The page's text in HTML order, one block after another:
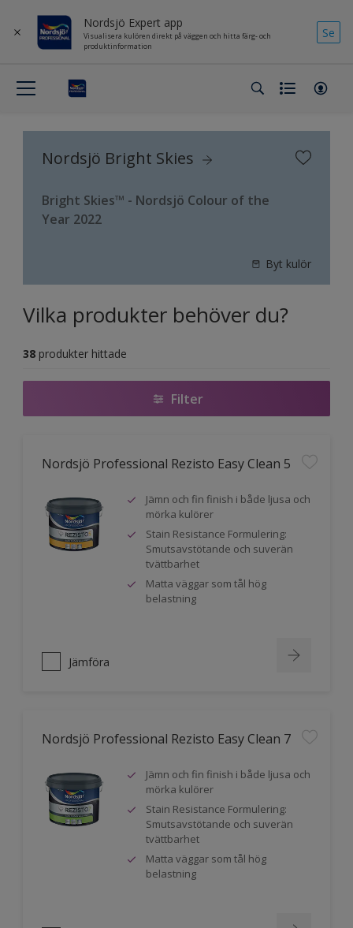
Nordsjö Expert app
Visualisera kulören direkt på väggen och hitta färg- och
produktinformation
Se
Nordsjö Bright Skies
Bright Skies™ - Nordsjö Colour of the
Year 2022
Byt kulör
Vilka produkter behöver du?
38 produkter hittade
Filter
Nordsjö Professional Rezisto Easy Clean 5
Jämn och fin finish i både ljusa och
mörka kulörer
Stain Resistance Formulering:
Smutsavstötande och suverän
tvättbarhet
Matta väggar som tål hög
belastning
Jämföra
Nordsjö Professional Rezisto Easy Clean 7
Jämn och fin finish i både ljusa och
mörka kulörer
Stain Resistance Formulering:
Smutsavstötande och suverän
tvättbarhet
Matta väggar som tål hög
belastning